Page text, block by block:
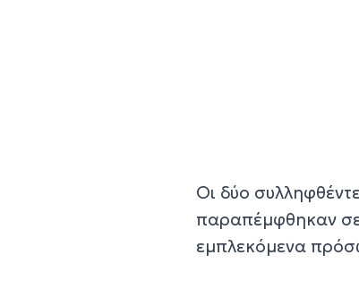
Οι δύο
παραπέμφθηκαν σε
εμπλεκόμενα